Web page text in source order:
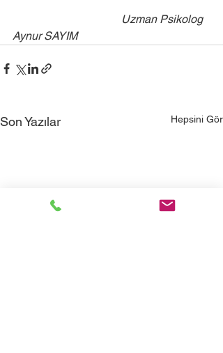
    Uzman Psikolog
Aynur SAYIM
Son Yazılar Hepsini Gör